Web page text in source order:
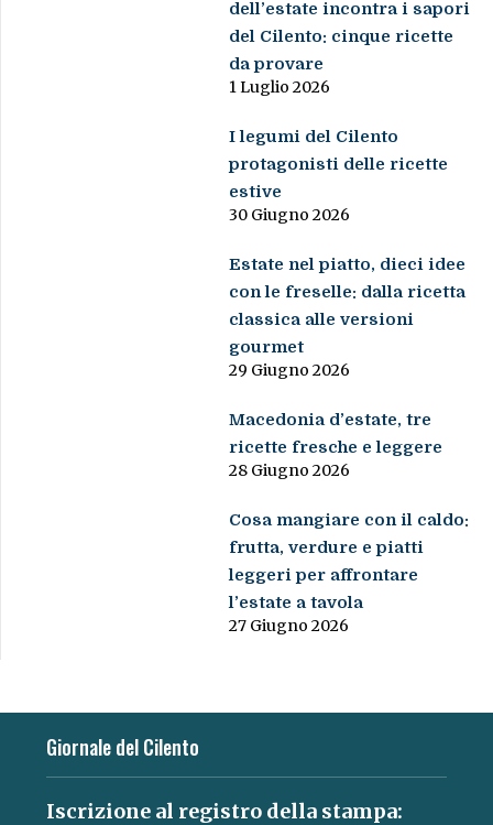
dell’estate incontra i sapori
del Cilento: cinque ricette
da provare
1 Luglio 2026
I legumi del Cilento
protagonisti delle ricette
estive
30 Giugno 2026
Estate nel piatto, dieci idee
con le freselle: dalla ricetta
classica alle versioni
gourmet
29 Giugno 2026
Macedonia d’estate, tre
ricette fresche e leggere
28 Giugno 2026
Cosa mangiare con il caldo:
frutta, verdure e piatti
leggeri per affrontare
l’estate a tavola
27 Giugno 2026
Giornale del Cilento
Iscrizione al registro della stampa: